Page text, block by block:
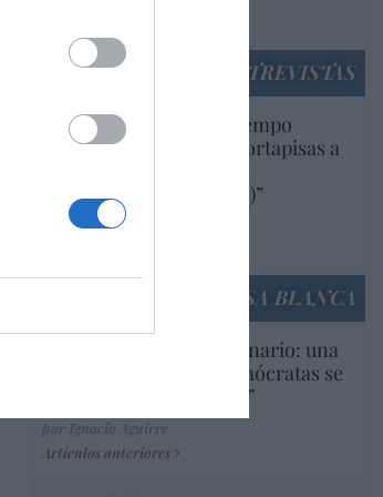
ENTREVISTAS
“Europa lleva mucho tiempo
poniendo aranceles y cortapisas a
americanas (y europeas)”
por Ana Sánchez Arjona
LA CASA BLANCA
EEUU. Inquietante escenario: una
tercera parte de los demócratas se
define como “socialista”
Artículos anteriores